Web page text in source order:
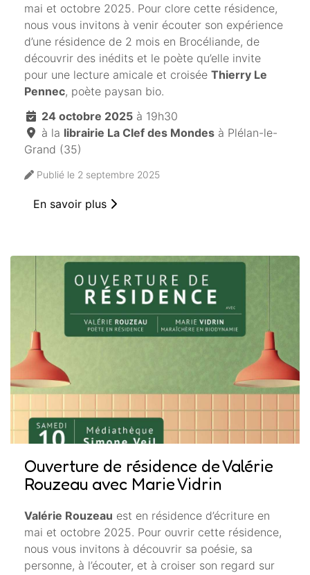
mai et octobre 2025. Pour clore cette résidence,
nous vous invitons à venir écouter son expérience
d’une résidence de 2 mois en Brocéliande, de
découvrir des inédits et le poète qu’elle invite
pour une lecture amicale et croisée Thierry Le
Pennec, poète paysan bio.
24 octobre 2025 à 19h30
à la librairie La Clef des Mondes à Plélan-le-
Grand (35)
Publié le 2 septembre 2025
En savoir plus
Ouverture de résidence de Valérie
Rouzeau avec Marie Vidrin
Valérie Rouzeau est en résidence d’écriture en
mai et octobre 2025. Pour ouvrir cette résidence,
nous vous invitons à découvrir sa poésie, sa
personne, à l’écouter, et à croiser son regard sur